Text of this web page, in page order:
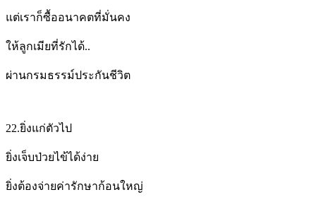
แต่เราก็ซื้ออนาคตที่มั่นคง
ให้ลูกเมียที่รักได้..
ผ่านกรมธรรม์ประกันชีวิต
22.ยิ่งแก่ตัวไป
ยิ่งเจ็บป่วยไข้ได้ง่าย
ยิ่งต้องจ่ายค่ารักษาก้อนใหญ่